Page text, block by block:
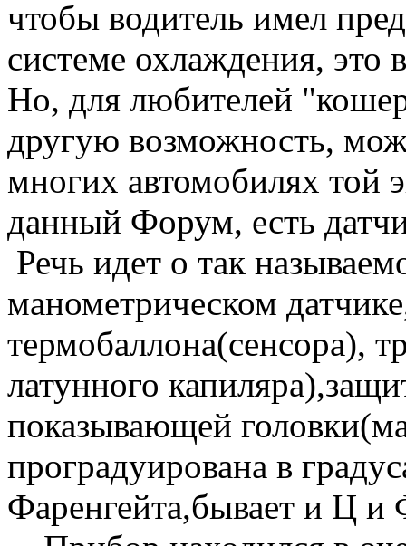
чтобы водитель имел
системе охлаждения, это
Но, для любителей
другую возможность,
многих автомобилях той
данный Форум, есть
Речь идет о так
манометрическом
термобаллона(сенсора),
латунного
показывающей
проградуирована в
Фаренгейта,бывает и Ц и